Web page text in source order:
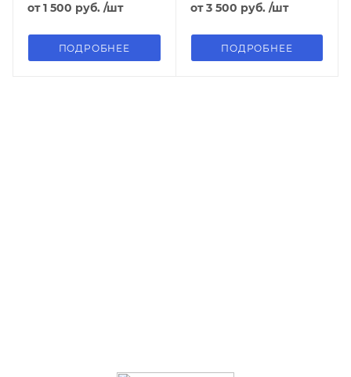
от1 500 руб. /шт
ПОДРОБНЕЕ
от3 500 руб. /шт
ПОДРОБНЕЕ